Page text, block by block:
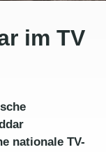
im TV
nationale TV-